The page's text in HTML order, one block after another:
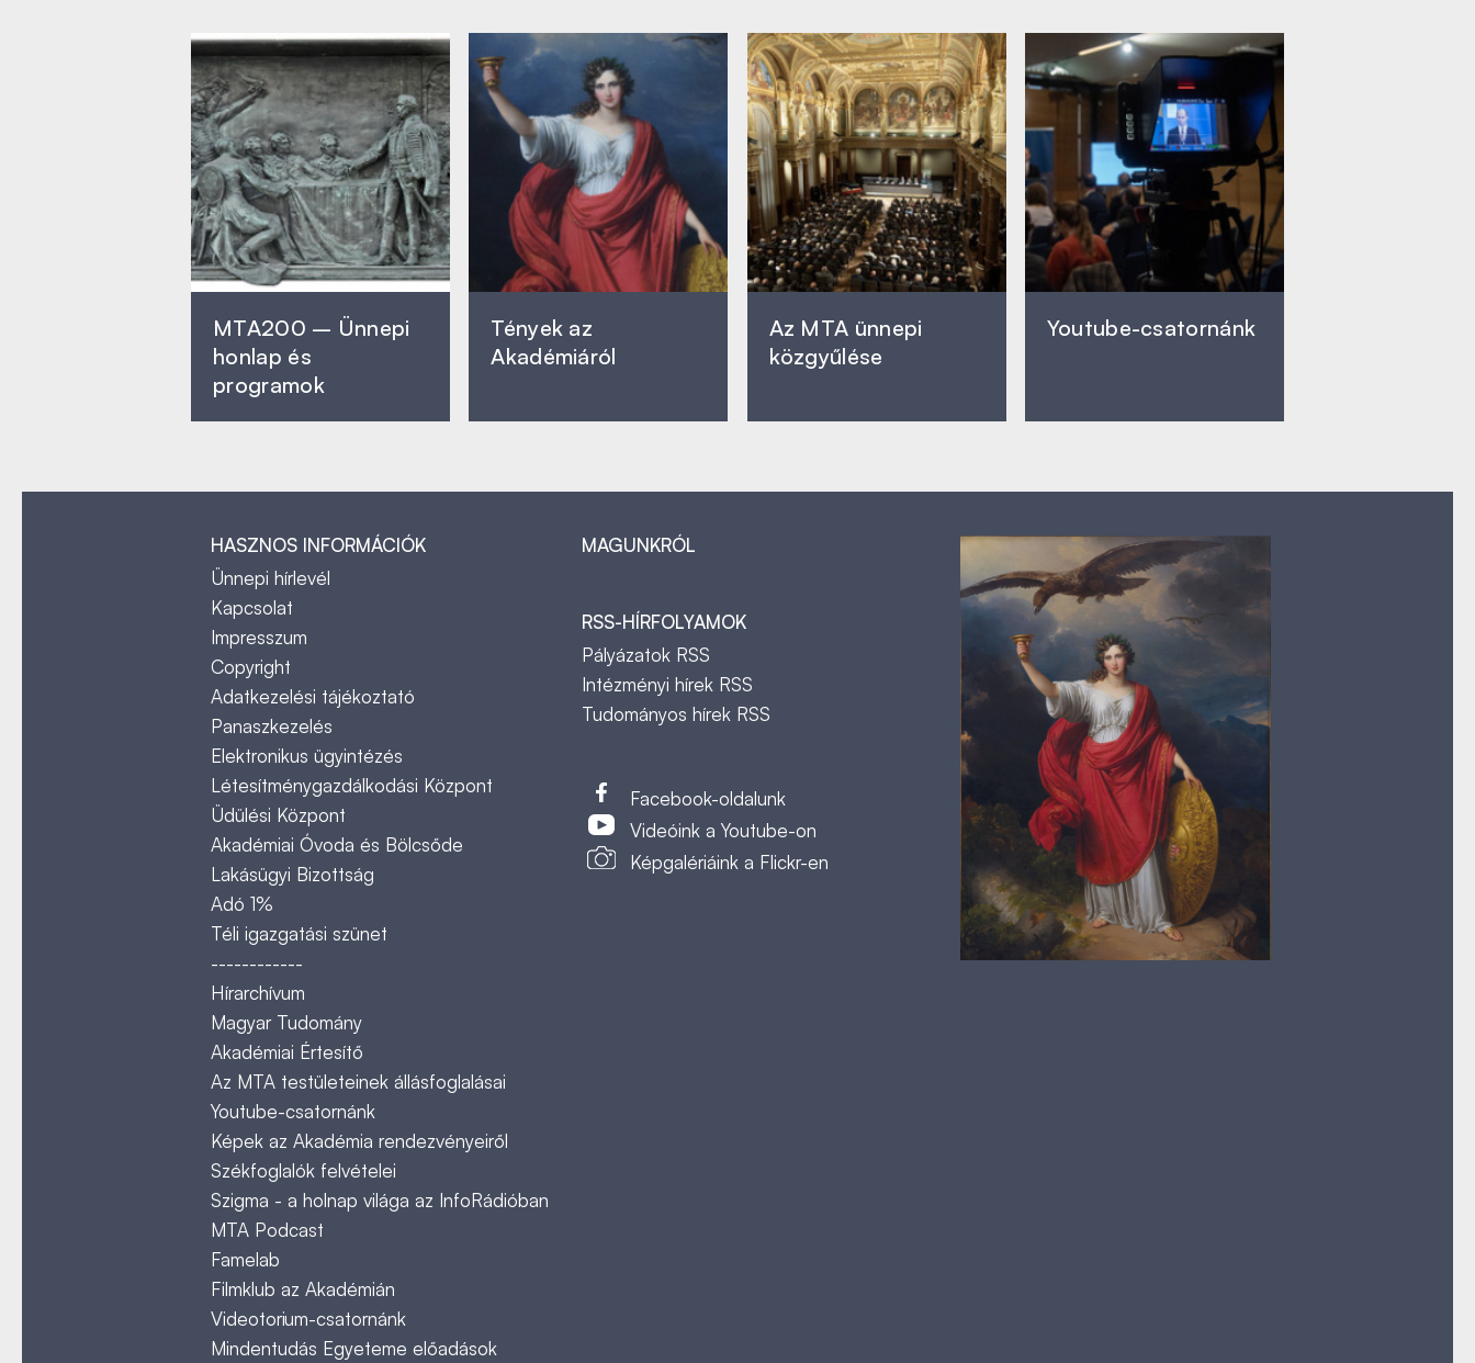
MTA200 – Ünnepi
honlap és
programok
Tények az
Akadémiáról
Az MTA ünnepi
közgyűlése
Youtube-csatornánk
HASZNOS INFORMÁCIÓK
Ünnepi hírlevél
Kapcsolat
Impresszum
Copyright
Adatkezelési tájékoztató
Panaszkezelés
Elektronikus ügyintézés
Létesítménygazdálkodási Központ
Üdülési Központ
Akadémiai Óvoda és Bölcsőde
Lakásügyi Bizottság
Adó 1%
Téli igazgatási szünet
------------
Hírarchívum
Magyar Tudomány
Akadémiai Értesítő
Az MTA testületeinek állásfoglalásai
Youtube-csatornánk
Képek az Akadémia rendezvényeiről
Székfoglalók felvételei
Szigma - a holnap világa az InfoRádióban
MTA Podcast
Famelab
Filmklub az Akadémián
Videotorium-csatornánk
Mindentudás Egyeteme előadások
MAGUNKRÓL
RSS-HÍRFOLYAMOK
Pályázatok RSS
Intézményi hírek RSS
Tudományos hírek RSS
Facebook-oldalunk
Videóink a Youtube-on
Képgalériáink a Flickr-en